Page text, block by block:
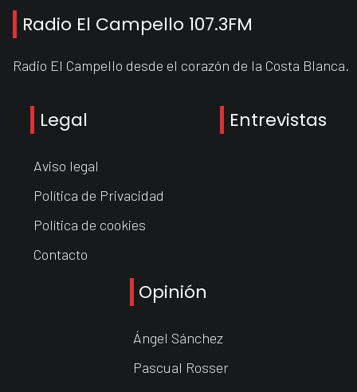
Radio El Campello 107.3FM
Radio El Campello desde el corazón de la Costa Blanca.
Legal
Aviso legal
Política de Privacidad
Política de cookies
Contacto
Entrevistas
Opinión
Ángel Sánchez
Pascual Rosser